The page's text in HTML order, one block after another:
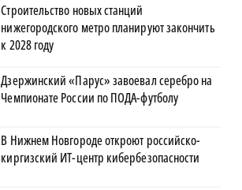
Строительство новых станций
нижегородского метро планируют закончить
к 2028 году
Дзержинский «Парус» завоевал серебро на
Чемпионате России по ПОДА-футболу
В Нижнем Новгороде откроют российско-
киргизский ИТ-центр кибербезопасности